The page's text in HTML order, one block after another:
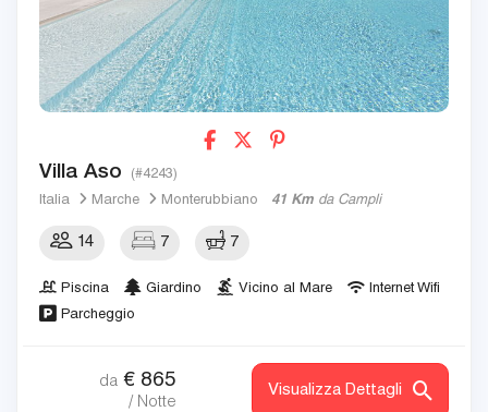
Villa Aso (#4243)
Italia Marche Monterubbiano 41 Km da Campli
14 7 7
Piscina Giardino Vicino al Mare
Internet Wifi
Parcheggio
da € 865
/ Notte
Visualizza Dettagli